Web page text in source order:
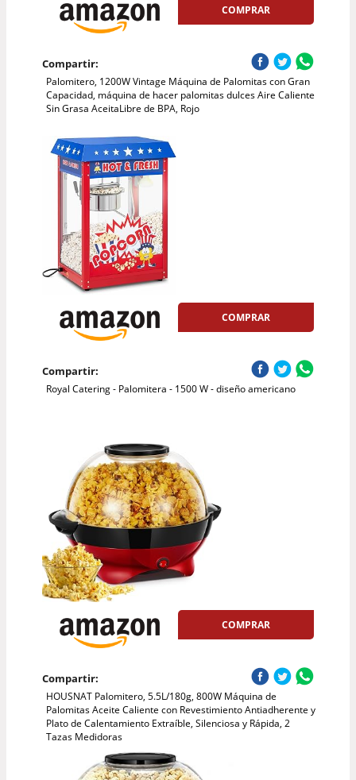
COMPRAR
Compartir:
Palomitero, 1200W Vintage Máquina de Palomitas con Gran
Capacidad, máquina de hacer palomitas dulces Aire Caliente
Sin Grasa AceitaLibre de BPA, Rojo
COMPRAR
Compartir:
Royal Catering - Palomitera - 1500 W - diseño americano
COMPRAR
Compartir:
HOUSNAT Palomitero, 5.5L/180g, 800W Máquina de
Palomitas Aceite Caliente con Revestimiento Antiadherente y
Plato de Calentamiento Extraíble, Silenciosa y Rápida, 2
Tazas Medidoras